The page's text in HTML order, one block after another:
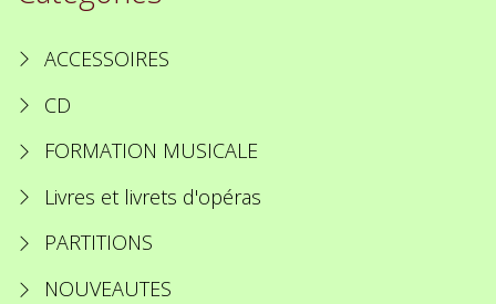
ACCESSOIRES
CD
FORMATION MUSICALE
Livres et livrets d'opéras
PARTITIONS
NOUVEAUTES